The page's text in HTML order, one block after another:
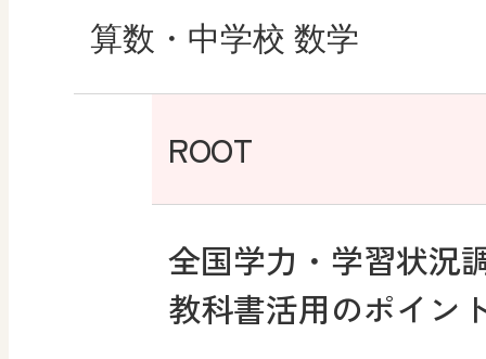
その他の教育資料
まなびとプラス
つなぐ つながる ICT
図工のみかた
高校教科書×美術館
ABCシリーズ
どうする？とくだ先
―マンガで考える道
どうする？とくだ先
―マンガで考える道
社会科NAVI
マンガでわかる社会
社会科NAVIプラス
算数・中学校 数学
ROOT
全国学力・学習状況
教科書活用のポイン